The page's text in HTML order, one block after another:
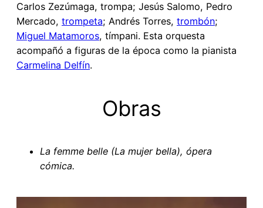
Carlos Zezúmaga, trompa; Jesús Salomo, Pedro
Mercado, trompeta; Andrés Torres, trombón;
Miguel Matamoros, tímpani. Esta orquesta
acompañó a figuras de la época como la pianista
Carmelina Delfín.
Obras
La femme belle (La mujer bella), ópera
cómica.